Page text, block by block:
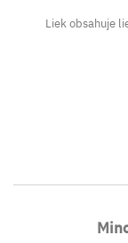
Liek obsahuje